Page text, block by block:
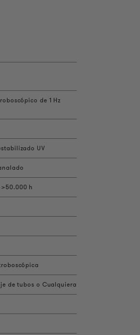
de 1 Hz
UV
h
de tubos o Cualquiera